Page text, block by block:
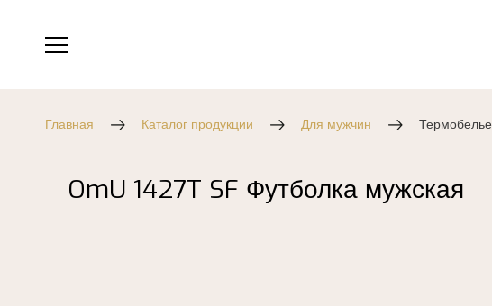
Главная Каталог продукции Для мужчин Термобелье
OmU 1427T SF Футболка мужская